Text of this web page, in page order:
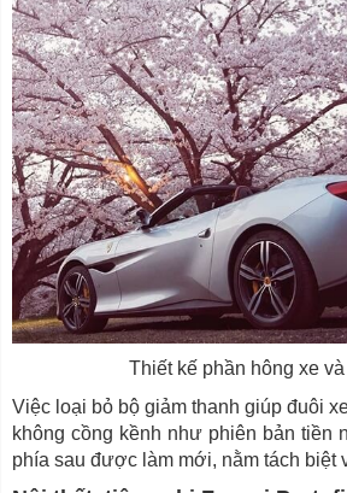
Thiết kế phần hông xe
Việc loại bỏ bộ giảm thanh giúp đuôi
không cồng kềnh như phiên bản tiền
phía sau được làm mới, nằm tách biệt